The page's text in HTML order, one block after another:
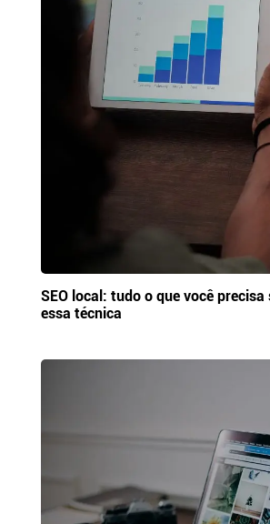
SEO local: tudo o que você precisa
essa técnica